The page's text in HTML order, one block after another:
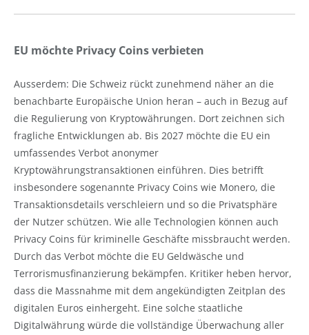
EU möchte Privacy Coins verbieten
Ausserdem: Die Schweiz rückt zunehmend näher an die
benachbarte Europäische Union heran – auch in Bezug auf
die Regulierung von Kryptowährungen. Dort zeichnen sich
fragliche Entwicklungen ab. Bis 2027 möchte die EU ein
umfassendes Verbot anonymer
Kryptowährungstransaktionen einführen. Dies betrifft
insbesondere sogenannte Privacy Coins wie Monero, die
Transaktionsdetails verschleiern und so die Privatsphäre
der Nutzer schützen. Wie alle Technologien können auch
Privacy Coins für kriminelle Geschäfte missbraucht werden.
Durch das Verbot möchte die EU Geldwäsche und
Terrorismusfinanzierung bekämpfen. Kritiker heben hervor,
dass die Massnahme mit dem angekündigten Zeitplan des
digitalen Euros einhergeht. Eine solche staatliche
Digitalwährung würde die vollständige Überwachung aller